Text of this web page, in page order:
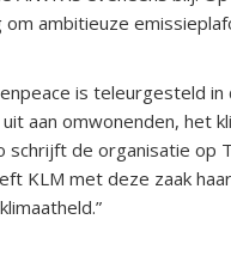
ambitieuze
is teleurgesteld
aan omwonenden, het
schrijft de organisatie op
KLM met deze zaak